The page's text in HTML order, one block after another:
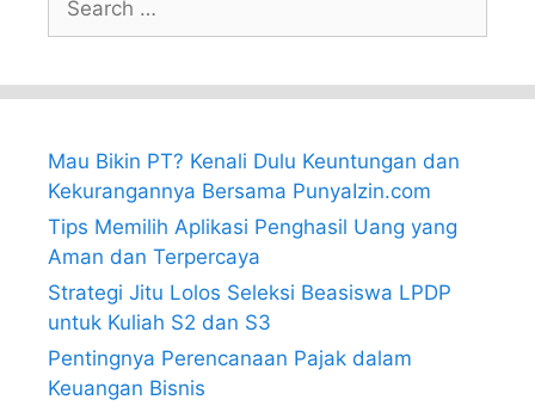
for:
Mau Bikin PT? Kenali Dulu Keuntungan dan
Kekurangannya Bersama PunyaIzin.com
Tips Memilih Aplikasi Penghasil Uang yang
Aman dan Terpercaya
Strategi Jitu Lolos Seleksi Beasiswa LPDP
untuk Kuliah S2 dan S3
Pentingnya Perencanaan Pajak dalam
Keuangan Bisnis